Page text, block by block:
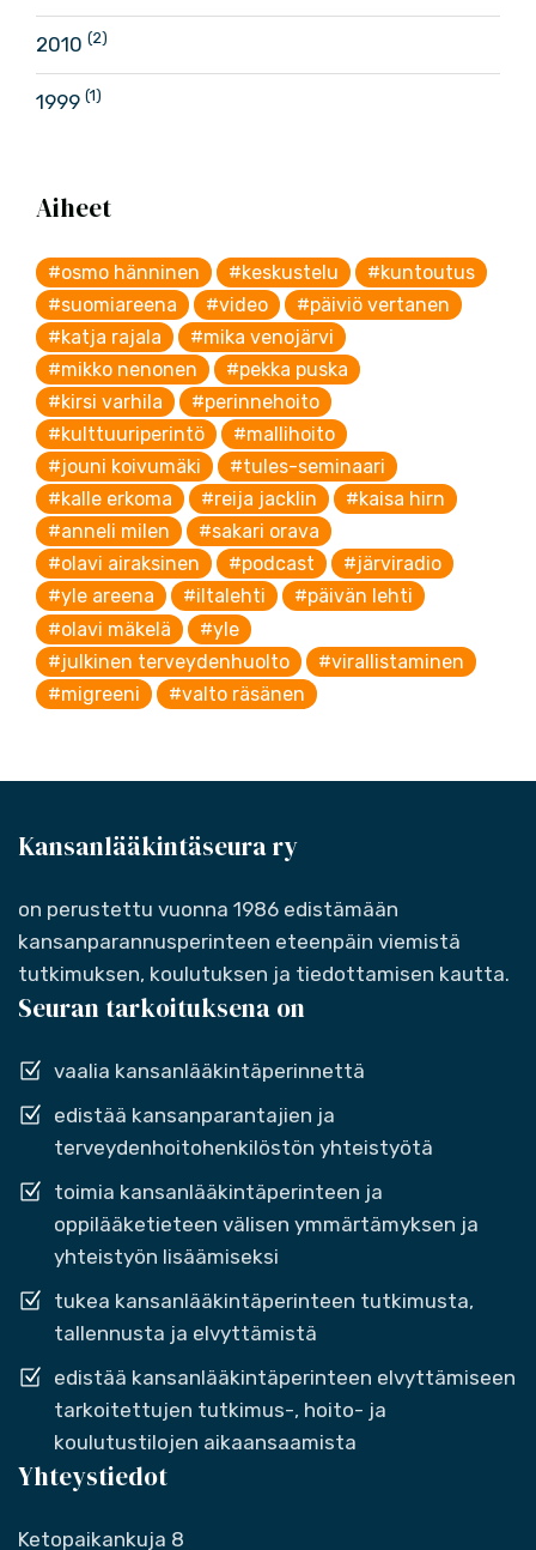
2010 (2)
1999 (1)
Aiheet
#osmo hänninen #keskustelu
#kuntoutus
#suomiareena
#video
#päiviö vertanen
#katja rajala
#mika venojärvi
#mikko nenonen
#pekka puska
#kirsi varhila
#perinnehoito
#kulttuuriperintö
#mallihoito
#jouni koivumäki
#tules-seminaari
#kalle erkoma
#reija jacklin
#kaisa hirn
#anneli milen
#sakari orava
#olavi airaksinen
#podcast
#järviradio
#yle areena
#iltalehti
#päivän lehti
#olavi mäkelä
#yle
#julkinen terveydenhuolto
#virallistaminen
#migreeni
#valto räsänen
Kansanlääkintäseura ry
on perustettu vuonna 1986 edistämään
kansanparannusperinteen eteenpäin viemistä
tutkimuksen, koulutuksen ja tiedottamisen kautta.
Seuran tarkoituksena on
vaalia kansanlääkintäperinnettä
edistää kansanparantajien ja
terveydenhoitohenkilöstön yhteistyötä
toimia kansanlääkintäperinteen ja
oppilääketieteen välisen ymmärtämyksen ja
yhteistyön lisäämiseksi
tukea kansanlääkintäperinteen tutkimusta,
tallennusta ja elvyttämistä
edistää kansanlääkintäperinteen elvyttämiseen
tarkoitettujen tutkimus-, hoito- ja
koulutustilojen aikaansaamista
Yhteystiedot
Ketopaikankuja 8